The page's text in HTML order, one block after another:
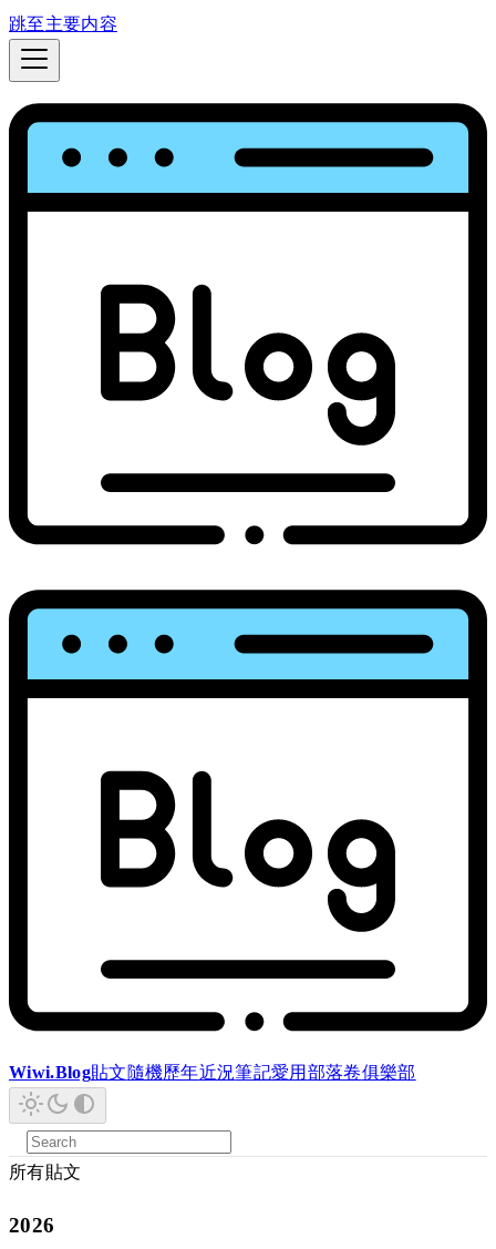
跳至主要内容
Wiwi.Blog貼文隨機歷年近況筆記愛用 部落卷俱樂部
所有貼文
2026